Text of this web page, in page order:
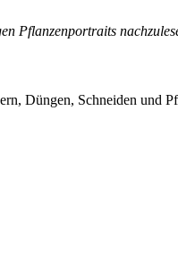
Pflanzenportraits
Düngen, Schneiden und